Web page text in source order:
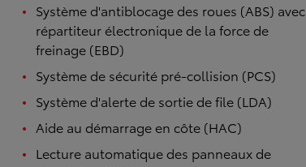
Système d'antiblocage des roues (ABS) avec
répartiteur électronique de la force de
freinage (EBD)
Système de sécurité pré-collision (PCS)
Système d'alerte de sortie de file (LDA)
Aide au démarrage en côte (HAC)
Lecture automatique des panneaux de